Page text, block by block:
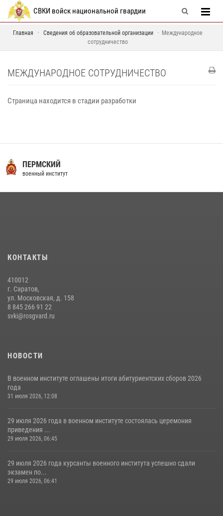
СВКИ войск национальной гвардии
Главная Сведения об образовательной организации
Международное
сотрудничество
МЕЖДУНАРОДНОЕ СОТРУДНИЧЕСТВО
Страница находится в стадии разработки
ПЕРМСКИЙ
военный институт
КОНТАКТЫ
410012
г. Саратов,
ул. Московская, д. 158
8 845 266 91 22
svki@rosgvard.ru
НОВОСТИ
В военном институте оглашены итоги абитуриентских сборов 2026
года
31 июля 2026, 12:08
29 июля 2026 года в военном институте состоялась церемония
приведения ...
29 июля 2026, 06:45
29 июля 2026 года курсанты военного института успешно сдали
экзамен по...
29 июля 2026, 06:41